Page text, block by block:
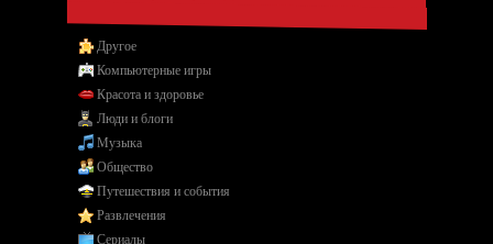
Другое
Компьютерные игры
Красота и здоровье
Люди и блоги
Музыка
Общество
Путешествия и события
Развлечения
Сериалы